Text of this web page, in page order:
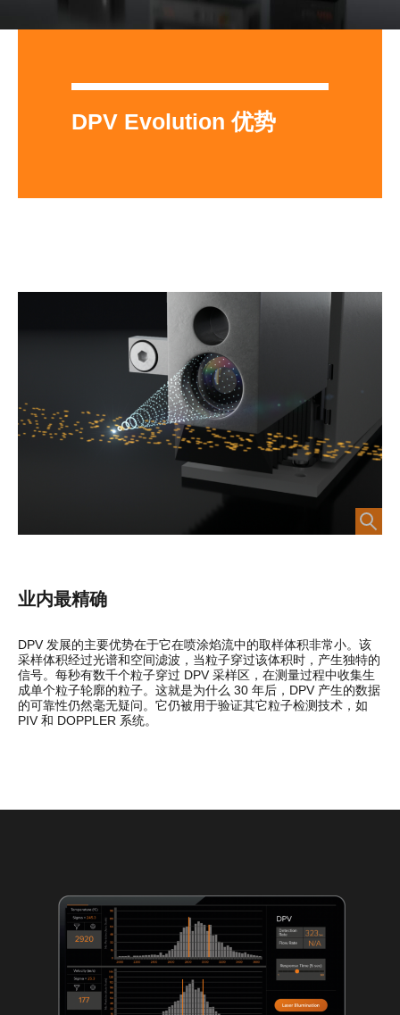
DPV Evolution 优势
业内最精确
DPV 发展的主要优势在于它在喷涂焰流中的取样体积非常小。该
采样体积经过光谱和空间滤波，当粒子穿过该体积时，产生独特的
信号。每秒有数千个粒子穿过 DPV 采样区，在测量过程中收集生
成单个粒子轮廓的粒子。这就是为什么 30 年后，DPV 产生的数据
的可靠性仍然毫无疑问。它仍被用于验证其它粒子检测技术，如
PIV 和 DOPPLER 系统。